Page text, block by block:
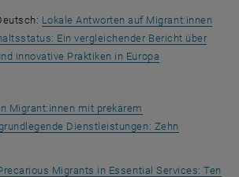
Lokale Antworten auf Migrant:innen
Ein vergleichender Bericht über
innovative Praktiken in Europa
Migrant:innen mit prekärem
Dienstleistungen: Zehn
Migrants in Essential Services: Ten